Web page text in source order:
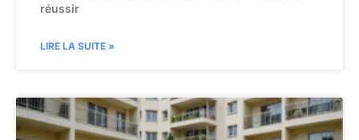
réussir
LIRE LA SUITE »